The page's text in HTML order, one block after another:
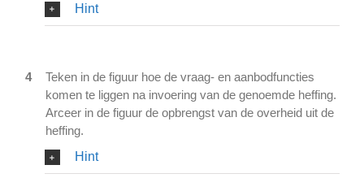
Hint
4
Teken in de figuur hoe de vraag- en aanbodfuncties
komen te liggen na invoering van de genoemde heffing.
Arceer in de figuur de opbrengst van de overheid uit de
heffing.
Hint